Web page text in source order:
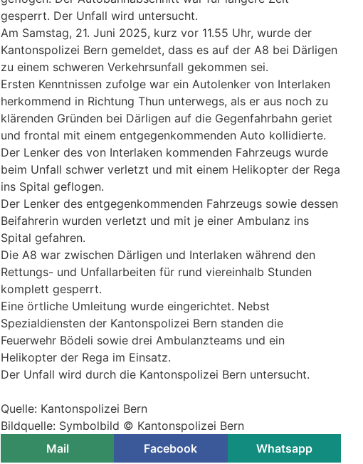
gesperrt. Der Unfall wird untersucht.
Am Samstag, 21. Juni 2025, kurz vor 11.55 Uhr, wurde der
Kantonspolizei Bern gemeldet, dass es auf der A8 bei Därligen
zu einem schweren Verkehrsunfall gekommen sei.
Ersten Kenntnissen zufolge war ein Autolenker von Interlaken
herkommend in Richtung Thun unterwegs, als er aus noch zu
klärenden Gründen bei Därligen auf die Gegenfahrbahn geriet
und frontal mit einem entgegenkommenden Auto kollidierte.
Der Lenker des von Interlaken kommenden Fahrzeugs wurde
beim Unfall schwer verletzt und mit einem Helikopter der Rega
ins Spital geflogen.
Der Lenker des entgegenkommenden Fahrzeugs sowie dessen
Beifahrerin wurden verletzt und mit je einer Ambulanz ins
Spital gefahren.
Die A8 war zwischen Därligen und Interlaken während den
Rettungs- und Unfallarbeiten für rund viereinhalb Stunden
komplett gesperrt.
Eine örtliche Umleitung wurde eingerichtet. Nebst
Spezialdiensten der Kantonspolizei Bern standen die
Feuerwehr Bödeli sowie drei Ambulanzteams und ein
Helikopter der Rega im Einsatz.
Der Unfall wird durch die Kantonspolizei Bern untersucht.
Quelle: Kantonspolizei Bern
Bildquelle: Symbolbild © Kantonspolizei Bern
Mail
Facebook Whatsapp